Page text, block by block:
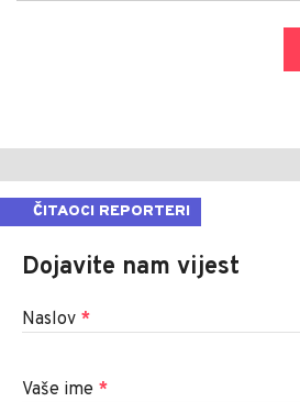
ČITAOCI REPORTERI
Dojavite nam vijest
Naslov *
Vaše ime *